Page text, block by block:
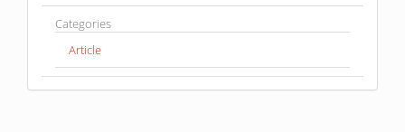
Categories
Article